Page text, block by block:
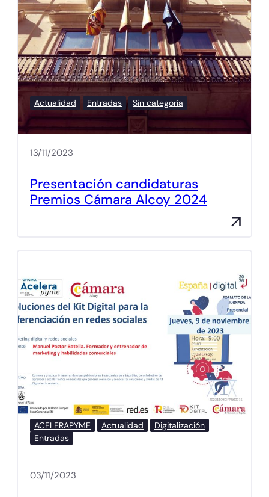
Actualidad Entradas Sin categoría
13/11/2023
Presentación candidaturas
Premios Cámara Alcoy 2024
ACELERAPYME Actualidad
Digitalización
Entradas
03/11/2023